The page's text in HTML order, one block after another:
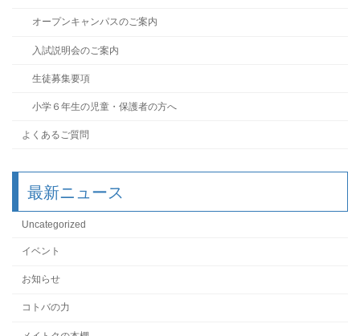
オープンキャンパスのご案内
入試説明会のご案内
生徒募集要項
小学６年生の児童・保護者の方へ
よくあるご質問
最新ニュース
Uncategorized
イベント
お知らせ
コトバの力